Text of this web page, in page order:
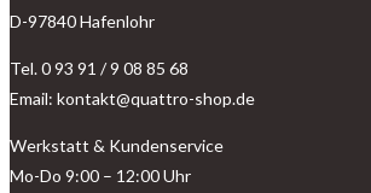
D-97840 Hafenlohr
Tel. 0 93 91 / 9 08 85 68
Email: kontakt@quattro-shop.de
Werkstatt & Kundenservice
Mo-Do 9:00 – 12:00 Uhr